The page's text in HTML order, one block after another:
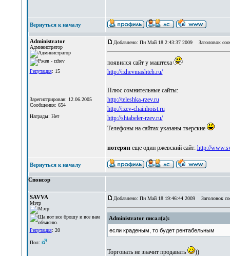
Вернуться к началу
Administrator
Администратор
Репутация: 15
Зарегистрирован: 12.06.2005
Сообщения: 654
Награды: Нет
Добавлено: Пн Май 18 2:43:37 2009 Заголовок
появился сайт у маштеха
http://rzhevmashteh.ru/
Плюс сомнительные сайты:
http://teleshka-rzev.ru
http://rzev-chainhoist.ru
http://shtabeler-rzev.ru/
Телефоны на сайтах указаны тверские
потерян еще один ржевский сайт: http://
Вернуться к началу
Спонсор
SAVVA
Мэтр
Репутация: 20
Пол:
Добавлено: Пн Май 18 19:46:44 2009 Заголовок
Administrator писал(а):
если краденым, то будет рентабельным
Торговать не значит продавать
))